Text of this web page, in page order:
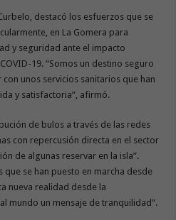
destacó los esfuerzos que se
en La Gomera para
y seguridad ante el impacto
19. “Somos un destino seguro
unos servicios sanitarios que han
y satisfactoria”, afirmó.
de bulos a través de las redes
con repercusión directa en el sector
de algunas reservar en la isla”.
que se han puesto en marcha desde
nueva realidad desde la
mundo un mensaje de tranquilidad”.